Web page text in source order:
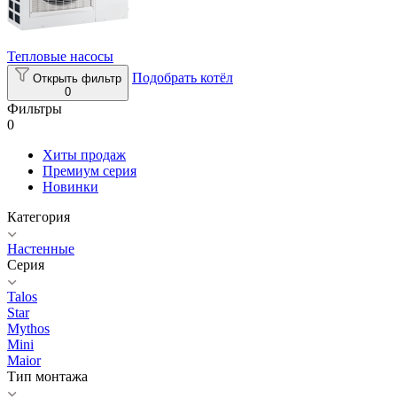
Тепловые насосы
Открыть фильтр
0
Подобрать котёл
Фильтры
0
Хиты продаж
Премиум серия
Новинки
Категория
Настенные
Серия
Talos
Star
Mythos
Mini
Maior
Тип монтажа